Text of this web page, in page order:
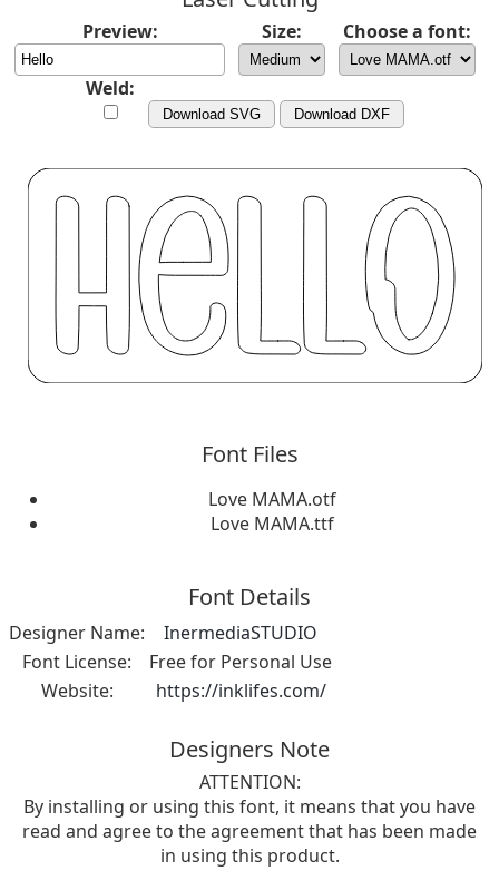
Preview: Size: Choose a font:
Weld:
Download SVG Download DXF
Font Files
Love MAMA.otf
Love MAMA.ttf
Font Details
Designer Name:
InermediaSTUDIO
Font License:
Free for Personal Use
Website:
https://inklifes.com/
Designers Note
ATTENTION:
By installing or using this font, it means that you have
read and agree to the agreement that has been made
in using this product.